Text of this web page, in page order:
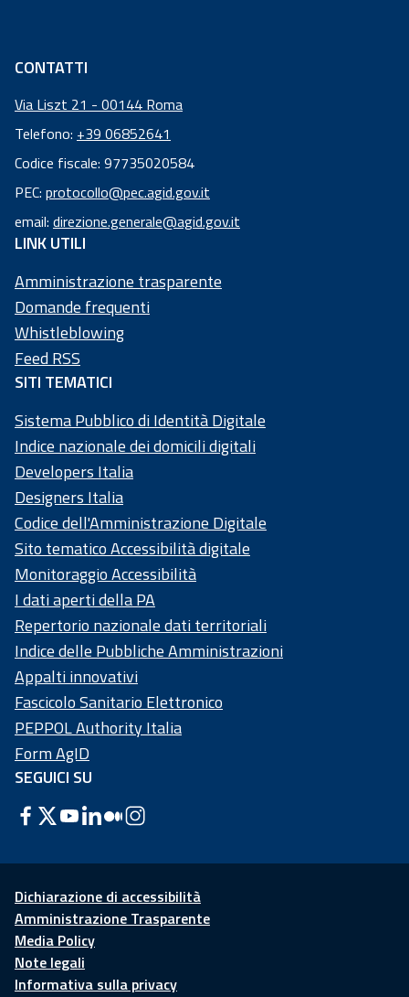
CONTATTI
Via Liszt 21 - 00144 Roma
Telefono: +39 06852641
Codice fiscale: 97735020584
Codice
fiscale:
97
73
50
20
58
4
PEC: protocollo@pec.agid.gov.it
email: direzione.generale@agid.gov.it
LINK UTILI
Amministrazione trasparente
Domande frequenti
Whistleblowing
Feed RSS
SITI TEMATICI
Sistema Pubblico di Identità Digitale
Indice nazionale dei domicili digitali
Developers Italia
Designers Italia
Codice dell'Amministrazione Digitale
Sito tematico Accessibilità digitale
Monitoraggio Accessibilità
I dati aperti della PA
Repertorio nazionale dati territoriali
Indice delle Pubbliche Amministrazioni
Appalti innovativi
Fascicolo Sanitario Elettronico
PEPPOL Authority Italia
Form AgID
SEGUICI SU
Dichiarazione di accessibilità
Amministrazione Trasparente
Media Policy
Note legali
Informativa sulla privacy